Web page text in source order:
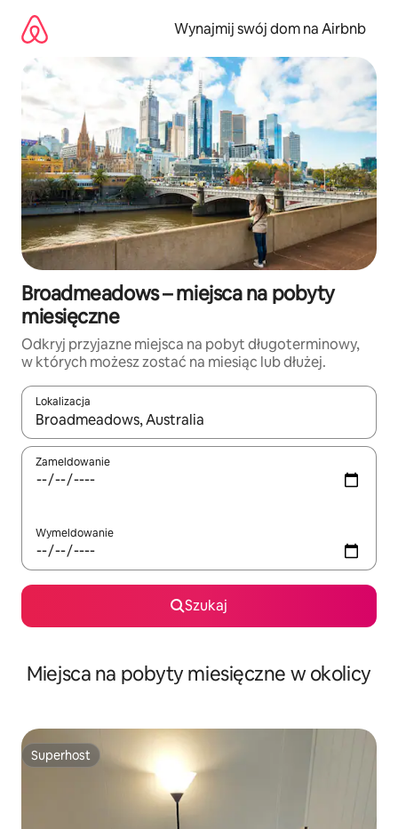
treści
Wynajmij swój dom na Airbnb
Broadmeadows – miejsca na pobyty
miesięczne
Odkryj przyjazne miejsca na pobyt długoterminowy,
w których możesz zostać na miesiąc lub dłużej.
Lokalizacja
Gdy wyniki będą dostępne, możesz poruszać się po nich za
Zameldowanie
Wymeldowanie
Szukaj
Miejsca na pobyty miesięczne w okolicy
Superhost
Superhost